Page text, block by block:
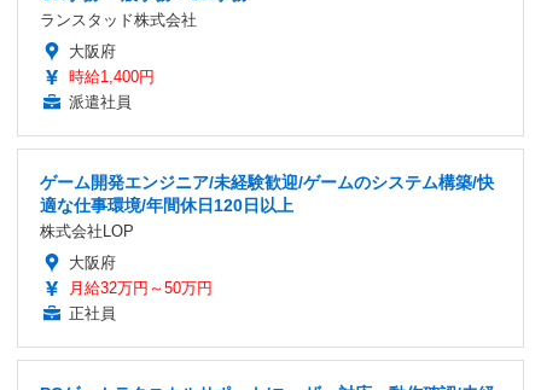
ランスタッド株式会社
大阪府
時給1,400円
派遣社員
ゲーム開発エンジニア/未経験歓迎/ゲームのシステム構築/快
適な仕事環境/年間休日120日以上
株式会社LOP
大阪府
月給32万円～50万円
正社員